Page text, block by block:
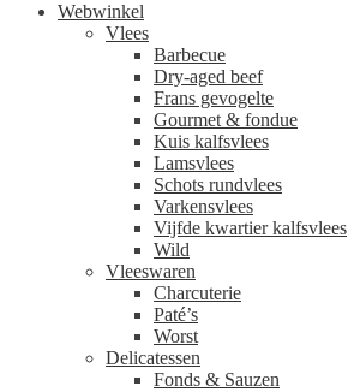
Webwinkel
Vlees
Barbecue
Dry-aged beef
Frans gevogelte
Gourmet & fondue
Kuis kalfsvlees
Lamsvlees
Schots rundvlees
Varkensvlees
Vijfde kwartier kalfsvlees
Wild
Vleeswaren
Charcuterie
Paté’s
Worst
Delicatessen
Fonds & Sauzen